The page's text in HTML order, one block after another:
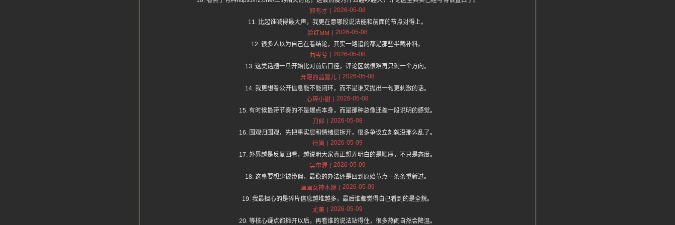
郭有才
2026-05-08
11. 比起谁喊得最大声，我更在意哪段说法能和前面的节点对得上。
脸红MM
2026-05-08
12. 很多人以为自己在看结论，其实一路追的都是那些半截补料。
曲岑兮
2026-05-08
13. 这类话题一旦开始比对前后口径，评论区就很难再只剩一个方向。
奔跑的晶骡儿
2026-05-08
14. 我更想看公开信息能不能闭环，而不是谁又抛出一句更刺激的话。
心碎小甜
2026-05-08
15. 有时候最带节奏的不是爆点本身，而是那种总像还差一段说明的感觉。
刀郎
2026-05-08
16. 围观归围观，先把事实层和情绪层拆开，很多争议立刻就没那么乱了。
行简
2026-05-09
17. 外界越是反复回看，越说明大家真正想弄明白的是顺序，不只是态度。
吴尔渥
2026-05-09
18. 这事要想少被带偏，最稳的办法还是回到原始节点一条条重新过。
画画女神木婉
2026-05-09
19. 我最担心的是碎片信息越堆越多，最后谁都觉得自己看到的是全貌。
尤美
2026-05-09
20. 等核心疑点都摊开以后，再看谁的说法站得住，很多热闹自然会降温。